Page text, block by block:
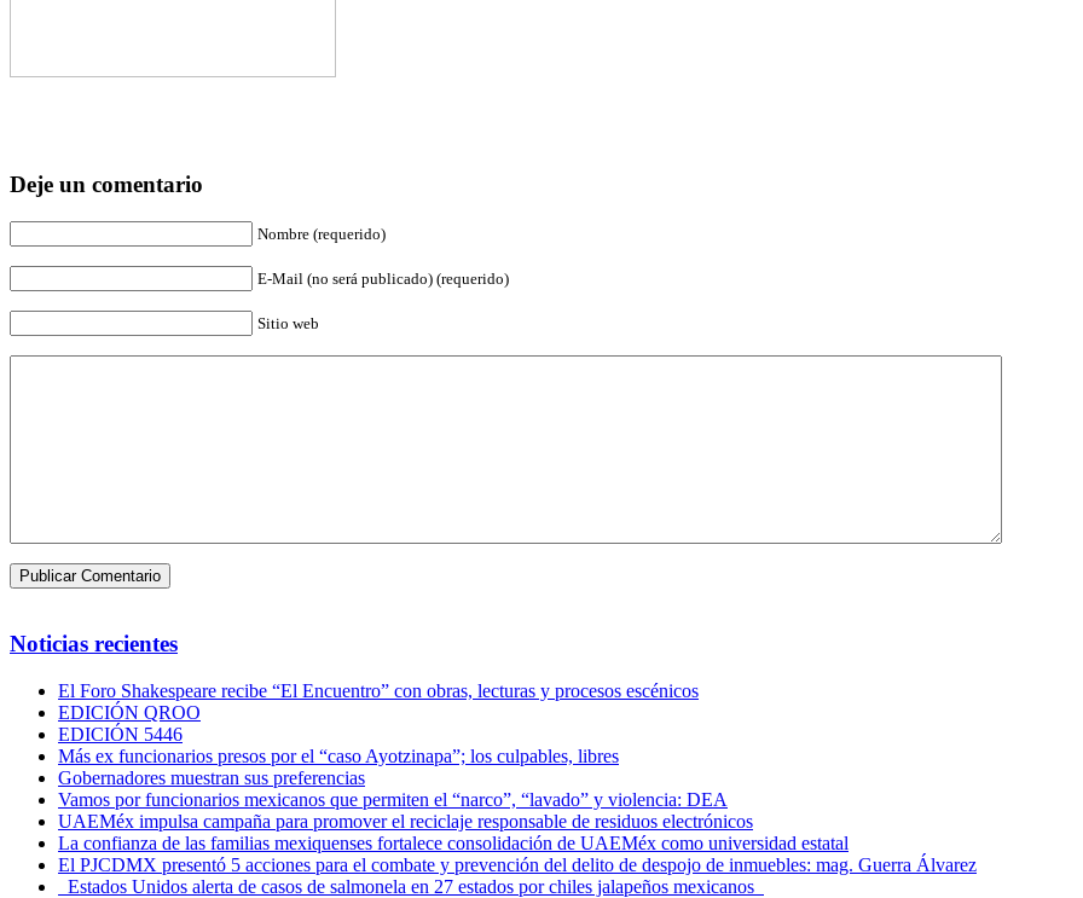
Deje un comentario
Nombre (requerido)
E-Mail (no será publicado) (requerido)
Sitio web
Noticias recientes
El Foro Shakespeare recibe “El Encuentro” con obras, lecturas y procesos escénicos
EDICIÓN QROO
EDICIÓN 5446
Más ex funcionarios presos por el “caso Ayotzinapa”; los culpables, libres
Gobernadores muestran sus preferencias
Vamos por funcionarios mexicanos que permiten el “narco”, “lavado” y violencia: DEA
UAEMéx impulsa campaña para promover el reciclaje responsable de residuos electrónicos
La confianza de las familias mexiquenses fortalece consolidación de UAEMéx como universidad estatal
El PJCDMX presentó 5 acciones para el combate y prevención del delito de despojo de inmuebles: mag. Guerra Álvarez
Estados Unidos alerta de casos de salmonela en 27 estados por chiles jalapeños mexicanos